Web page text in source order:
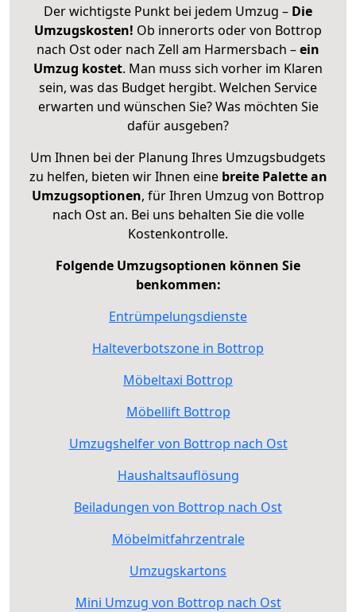
Der wichtigste Punkt bei jedem Umzug – Die
Umzugskosten! Ob innerorts oder von Bottrop
nach Ost oder nach Zell am Harmersbach –ein
Umzug kostet. Man muss sich vorher im Klaren
sein, was das Budget hergibt. Welchen Service
erwarten und wünschen Sie? Was möchten Sie
dafür ausgeben?
Um Ihnen bei der Planung Ihres Umzugsbudgets
zu helfen, bieten wir Ihnen eine breite Palette an
Umzugsoptionen, für Ihren Umzug von Bottrop
nach Ost an. Bei uns behalten Sie die volle
Kostenkontrolle.
Folgende Umzugsoptionen können Sie
benkommen:
Entrümpelungsdienste
Halteverbotszone in Bottrop
Möbeltaxi Bottrop
Möbellift Bottrop
Umzugshelfer von Bottrop nach Ost
Haushaltsauflösung
Beiladungen von Bottrop nach Ost
Möbelmitfahrzentrale
Umzugskartons
Mini Umzug von Bottrop nach Ost